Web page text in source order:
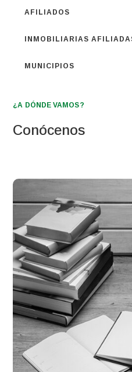
AFILIADOS
INMOBILIARIAS
MUNICIPIOS
¿A DÓNDE VAMOS?
Conócenos